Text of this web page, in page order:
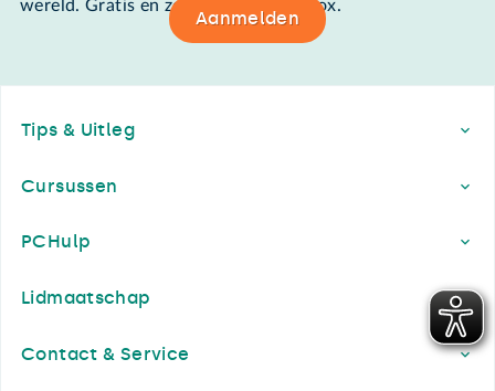
wereld. Gratis en zomaar in de mailbox.
Aanmelden
Tips & Uitleg
Cursussen
PCHulp
Lidmaatschap
Contact & Service